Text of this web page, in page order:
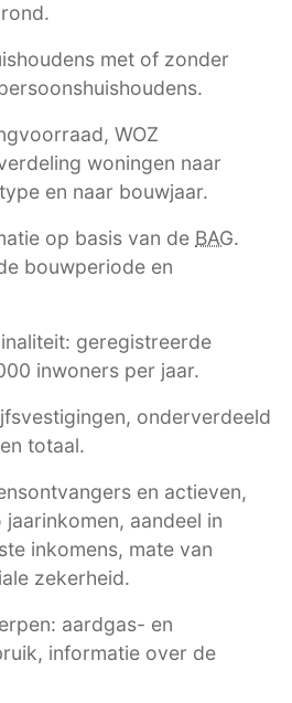
met of zonder
WOZ
woningen naar
en naar bouwjaar.
op basis van de BAG.
bouwperiode en
geregistreerde
inwoners per jaar.
onderverdeeld
totaal.
en actieven,
aandeel in
inkomens, mate van
zekerheid.
aardgas- en
informatie over de